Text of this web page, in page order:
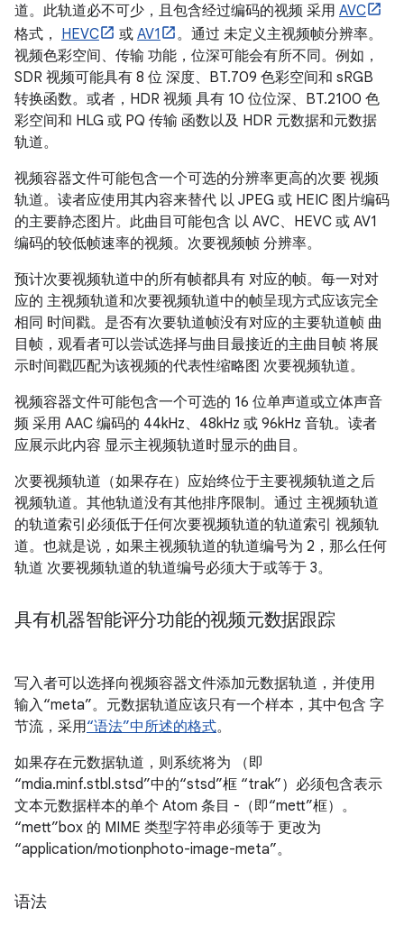
道。此轨道必不可少，且包含经过编码的视频 采用 AVC
格式， HEVC 或 AV1
。通过 未定义主视频帧分辨率。
视频色彩空间、传输 功能，位深可能会有所不同。例如，
SDR 视频可能具有 8 位 深度、BT.709 色彩空间和 sRGB
转换函数。或者，HDR 视频 具有 10 位位深、BT.2100 色
彩空间和 HLG 或 PQ 传输 函数以及 HDR 元数据和元数据
轨道。
视频容器文件可能包含一个可选的分辨率更高的次要 视频
轨道。读者应使用其内容来替代 以 JPEG 或 HEIC 图片编码
的主要静态图片。此曲目可能包含 以 AVC、HEVC 或 AV1
编码的较低帧速率的视频。次要视频帧 分辨率。
预计次要视频轨道中的所有帧都具有 对应的帧。每一对对
应的 主视频轨道和次要视频轨道中的帧呈现方式应该完全
相同 时间戳。是否有次要轨道帧没有对应的主要轨道帧 曲
目帧，观看者可以尝试选择与曲目最接近的主曲目帧 将展
示时间戳匹配为该视频的代表性缩略图 次要视频轨道。
视频容器文件可能包含一个可选的 16 位单声道或立体声音
频 采用 AAC 编码的 44kHz、48kHz 或 96kHz 音轨。读者
应展示此内容 显示主视频轨道时显示的曲目。
次要视频轨道（如果存在）应始终位于主要视频轨道之后
视频轨道。其他轨道没有其他排序限制。通过 主视频轨道
的轨道索引必须低于任何次要视频轨道的轨道索引 视频轨
道。也就是说，如果主视频轨道的轨道编号为 2，那么任何
轨道 次要视频轨道的轨道编号必须大于或等于 3。
具有机器智能评分功能的视频元数据跟踪
写入者可以选择向视频容器文件添加元数据轨道，并使用
输入“meta”。元数据轨道应该只有一个样本，其中包含 字
节流，采用“语法”中所述的格式。
如果存在元数据轨道，则系统将为 （即
“mdia.minf.stbl.stsd”中的“stsd”框 “trak”）必须包含表示
文本元数据样本的单个 Atom 条目 -（即“mett”框）。
“mett”box 的 MIME 类型字符串必须等于 更改为
“application/motionphoto-image-meta”。
语法